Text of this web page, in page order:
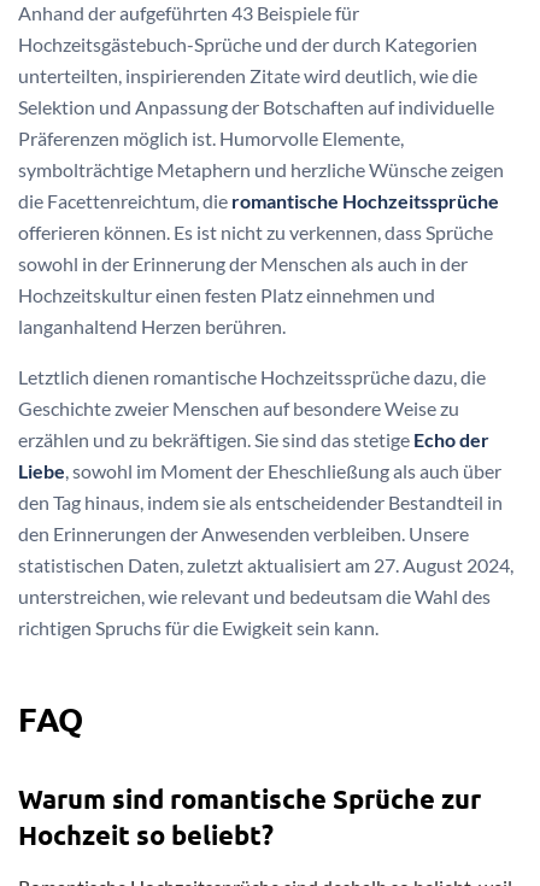
Anhand der aufgeführten 43 Beispiele für
Hochzeitsgästebuch-Sprüche und der durch Kategorien
unterteilten, inspirierenden Zitate wird deutlich, wie die
Selektion und Anpassung der Botschaften auf individuelle
Präferenzen möglich ist. Humorvolle Elemente,
symbolträchtige Metaphern und herzliche Wünsche zeigen
die Facettenreichtum, die romantische Hochzeitssprüche
offerieren können. Es ist nicht zu verkennen, dass Sprüche
sowohl in der Erinnerung der Menschen als auch in der
Hochzeitskultur einen festen Platz einnehmen und
langanhaltend Herzen berühren.
Letztlich dienen romantische Hochzeitssprüche dazu, die
Geschichte zweier Menschen auf besondere Weise zu
erzählen und zu bekräftigen. Sie sind das stetige Echo der
Liebe, sowohl im Moment der Eheschließung als auch über
den Tag hinaus, indem sie als entscheidender Bestandteil in
den Erinnerungen der Anwesenden verbleiben. Unsere
statistischen Daten, zuletzt aktualisiert am 27. August 2024,
unterstreichen, wie relevant und bedeutsam die Wahl des
richtigen Spruchs für die Ewigkeit sein kann.
FAQ
Warum sind romantische Sprüche zur
Hochzeit so beliebt?